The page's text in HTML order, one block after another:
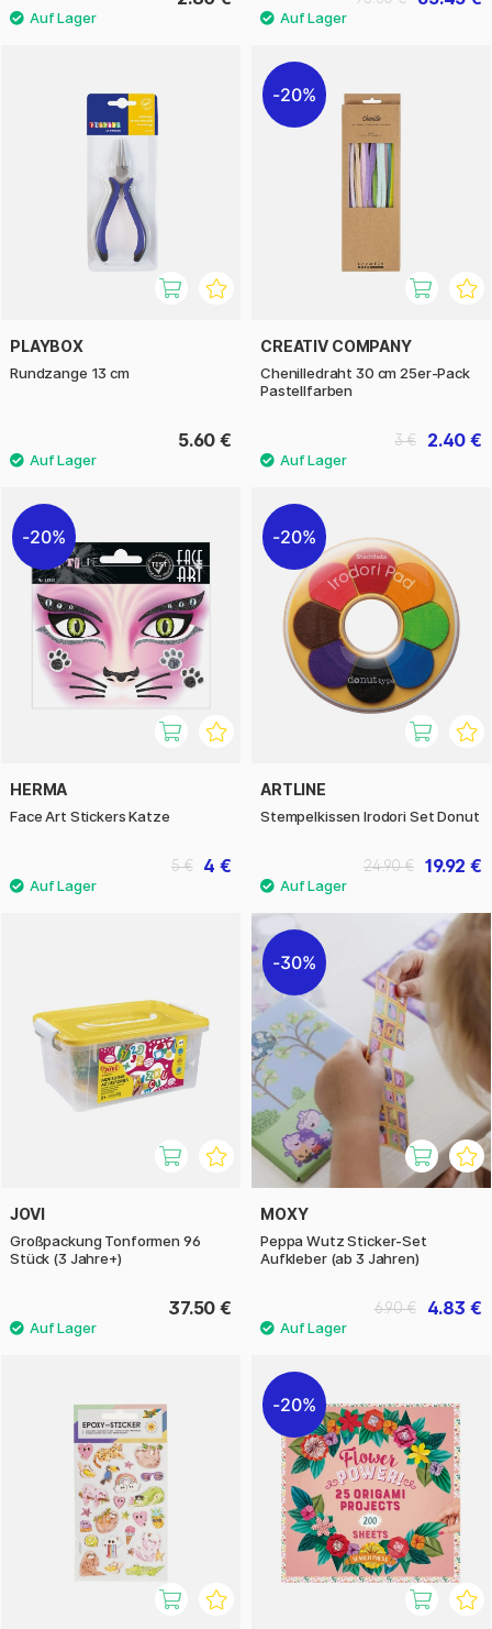
PLAYBOX
Rundzange 13 cm
5.60 €
20%
CREATIV COMPANY
Chenilledraht 30 cm 25er-Pack
Pastellfarben
2.40 €
3 €
20%
HERMA
Face Art Stickers Katze
4 €
5 €
20%
ARTLINE
Stempelkissen Irodori Set Donut
19.92 €
24.90 €
JOVI
Großpackung Tonformen 96
Stück (3 Jahre+)
37.50 €
30%
MOXY
Peppa Wutz Sticker-Set
Aufkleber (ab 3 Jahren)
4.83 €
6.90 €
20%